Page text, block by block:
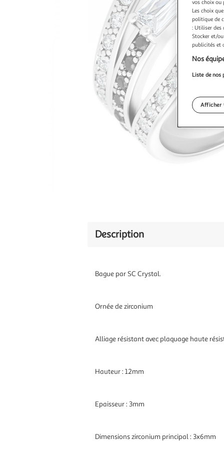
Description
Bague par SC Crystal.
Ornée de zirconium
Alliage résistant avec plaquage haute
Hauteur : 12mm
Epaisseur : 3mm
Dimensions zirconium principal : 3x6mm
vos choix ou
Les choix
politique de
: Utiliser des
Stocker et/
publicités et
Nos
Liste de nos
Afficher